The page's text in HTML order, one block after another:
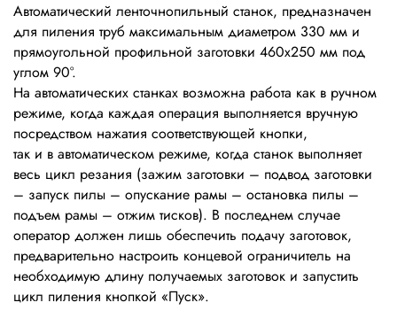
Автоматический ленточнопильный станок, предназначен
для пиления труб максимальным диаметром 330 мм и
прямоугольной профильной заготовки 460x250 мм под
углом 90°.
На автоматических станках возможна работа как в ручном
режиме, когда каждая операция выполняется вручную
посредством нажатия соответствующей кнопки,
так и в автоматическом режиме, когда станок выполняет
весь цикл резания (зажим заготовки – подвод заготовки
– запуск пилы – опускание рамы – остановка пилы –
подъем рамы – отжим тисков). В последнем случае
оператор должен лишь обеспечить подачу заготовок,
предварительно настроить концевой ограничитель на
необходимую длину получаемых заготовок и запустить
цикл пиления кнопкой «Пуск».